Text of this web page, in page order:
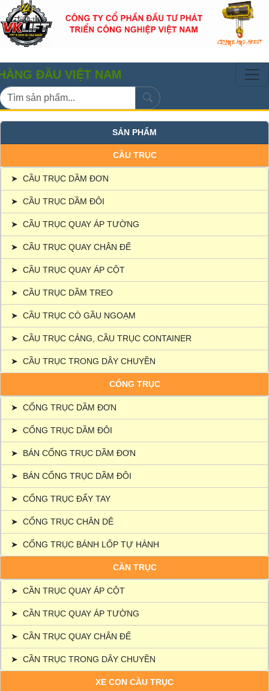
VIỆT NAM
SẢN PHẨM
CẦU TRỤC
➤ CẦU TRỤC DẦM ĐƠN
➤ CẦU TRỤC DẦM ĐÔI
➤ CẦU TRỤC QUAY ÁP TƯỜNG
➤ CẦU TRỤC QUAY CHÂN ĐẾ
➤ CẦU TRỤC QUAY ÁP CỘT
➤ CẦU TRỤC DẦM TREO
➤ CẦU TRỤC CÓ GẦU NGOẠM
➤ CẦU TRỤC CẢNG, CẦU TRỤC CONTAINER
➤ CẦU TRỤC TRONG DÂY CHUYỀN
CỔNG TRỤC
➤ CỔNG TRỤC DẦM ĐƠN
➤ CỔNG TRỤC DẦM ĐÔI
➤ BÁN CỔNG TRỤC DẦM ĐƠN
➤ BÁN CỔNG TRỤC DẦM ĐÔI
➤ CỔNG TRỤC ĐẨY TAY
➤ CỔNG TRỤC CHÂN DÊ
➤ CỔNG TRỤC BÁNH LỐP TỰ HÀNH
CẦN TRỤC
➤ CẦN TRỤC QUAY ÁP CỘT
➤ CẦN TRỤC QUAY ÁP TƯỜNG
➤ CẦN TRỤC QUAY CHÂN ĐẾ
➤ CẦN TRỤC TRONG DÂY CHUYỀN
XE CON CẦU TRỤC